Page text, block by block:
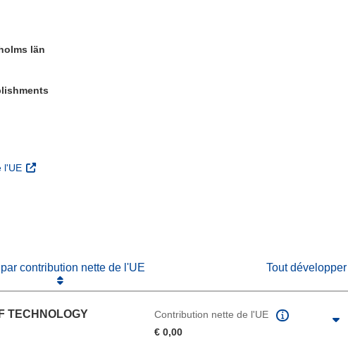
län
nouvelle fenêtre)
l'UE (s’ouvre dans une nouvelle fenêtre)
dans une nouvelle fenêtre)
contribution nette de l'UE Tout développer
TECHNOLOGY
Contribution nette de l'UE
€ 0,00